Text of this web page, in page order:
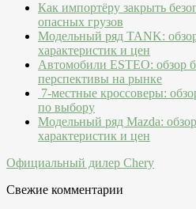
Как импортёру закрыть
опасных грузов
Модельный ряд TANK:
характеристик и цен
Автомобили ESTEO: обзор
перспективы на рынке
7-местные кроссоверы:
по выбору
Модельный ряд Mazda:
характеристик и цен
Официальный дилер Chery
Свежие комментарии